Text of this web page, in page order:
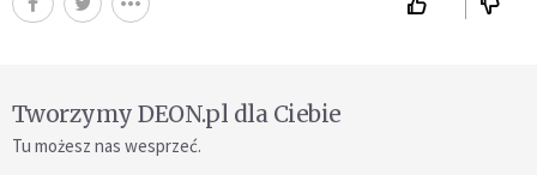
Tworzymy DEON.pl dla Ciebie
Tu możesz nas wesprzeć.